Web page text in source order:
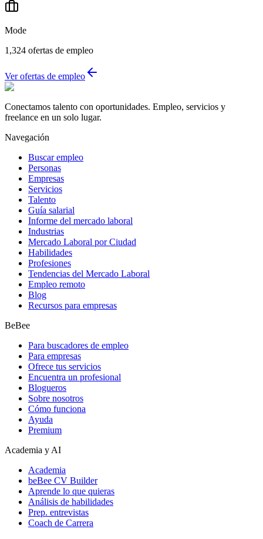
Mode
1,324 ofertas de empleo
Ver ofertas de empleo
Conectamos talento con oportunidades. Empleo, servicios y
freelance en un solo lugar.
Navegación
Buscar empleo
Personas
Empresas
Servicios
Talento
Guía salarial
Informe del mercado laboral
Industrias
Mercado Laboral por Ciudad
Habilidades
Profesiones
Tendencias del Mercado Laboral
Empleo remoto
Blog
Recursos para empresas
BeBee
Para buscadores de empleo
Para empresas
Ofrece tus servicios
Encuentra un profesional
Blogueros
Sobre nosotros
Cómo funciona
Ayuda
Premium
Academia y AI
Academia
beBee CV Builder
Aprende lo que quieras
Análisis de habilidades
Prep. entrevistas
Coach de Carrera